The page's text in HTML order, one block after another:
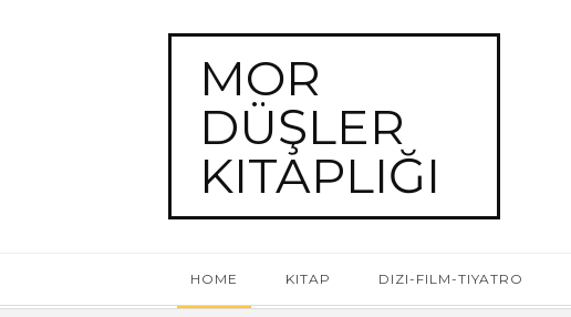
MOR
DÜŞLER
KITAPLIĞI
HOME KITAP DIZI-FILM-TIYATRO